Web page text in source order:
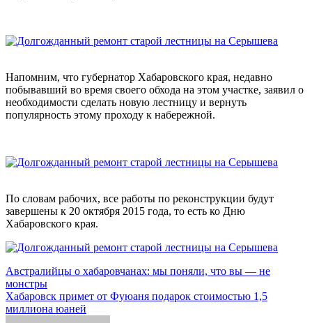
Напомним, что губернатор Хабаровского края, недавно
побывавший во время своего обхода на этом участке, заявил о
необходимости сделать новую лестницу и вернуть
популярность этому проходу к набережной.
По словам рабочих, все работы по реконструкции будут
завершены к 20 октября 2015 года, то есть ко Дню
Хабаровского края.
Навигация
по
записям
Австралийцы о хабаровчанах: мы поняли, что вы — не
монстры
Хабаровск примет от Фуюаня подарок стоимостью 1,5
миллиона юаней